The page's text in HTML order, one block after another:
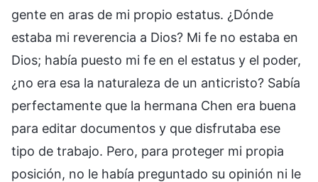
gente en aras de mi propio estatus. ¿Dónde
estaba mi reverencia a Dios? Mi fe no estaba en
Dios; había puesto mi fe en el estatus y el poder,
¿no era esa la naturaleza de un anticristo? Sabía
perfectamente que la hermana Chen era buena
para editar documentos y que disfrutaba ese
tipo de trabajo. Pero, para proteger mi propia
posición, no le había preguntado su opinión ni le